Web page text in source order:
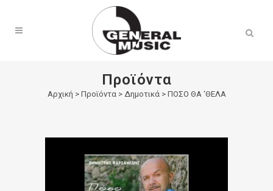
Προϊόντα
Αρχική > Προϊόντα> Δημοτικά> ΠΟΣΟ ΘΑ ‘ΘΕΛΑ